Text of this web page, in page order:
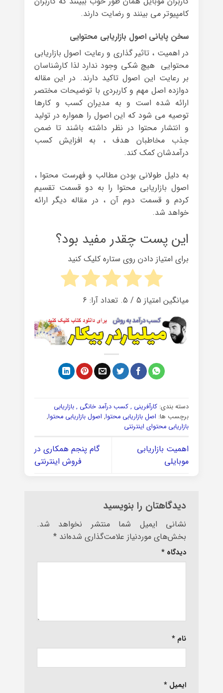
کامپیوتر می بینند و رضایت دارند.
سخن پایانی اصول بازاریابی محتوایی
در اهمیت ، تاثیر گذاری و رعایت اصول بازاریابی
محتوایی هیچ شکی وجود ندارد لذا کارشناسان
بر رعایت این اصول تاکید دارند. در این مقاله
دوازده اصل مهم و کاربردی با توضیحات مختصر
ارائه شده است و به مدیران کسب و کارها
توصیه می شود که این اصول را همواره در تولید
و انتشار محتوا در نظر داشته باشند تا ضمن
جذب مخاطبان هدف ، به افزایش کسب
درآمدشان کمک کند.
به دلیل طولانی بودن مطالب و فهرست محتوا ،
اصول بازاریابی محتوا را به دو قسمت تقسیم
کردم و قسمت دوم آن ، در مقاله دیگر ارائه
خواهد شد.
این پست چقدر مفید بود؟
برای امتیاز دادن روی ستاره کلیک کنید
میانگین امتیاز 5/ ۵. تعداد آرا: 6
دسته بندی: کارآفرینی , کسب درآمد خانگی , بازاریابی
برچسب ها: اصل بازاریابی محتوا, اصول بازاریابی محتوا,
بازاریابی محتوای اینترنتی
اهمیت بازاریابی
موبایلی
گام پنجم همکاری در
فروش اینترنتی
دیدگاهتان را بنویسید
نشانی ایمیل شما منتشر نخواهد شد.
بخش‌های موردنیاز علامت‌گذاری شده‌اند *
دیدگاه *
نام *
ایمیل *